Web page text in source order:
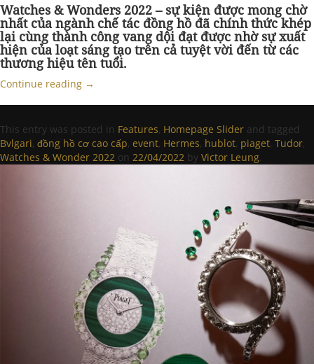
Watches & Wonders 2022 – sự kiện được mong chờ
nhất của ngành chế tác đồng hồ đã chính thức khép
lại cùng thành công vang dội đạt được nhờ sự xuất
hiện của loạt sáng tạo trên cả tuyệt vời đến từ các
thương hiệu tên tuổi.
Continue reading →
This entry was posted in Features, Homepage Slider and tagged
Bvlgari, đồng hồ cơ cao cấp, event, Hermes, hublot, piaget, Tudor,
Watches & Wonder 2022 on 22/04/2022 by Victor Leung.